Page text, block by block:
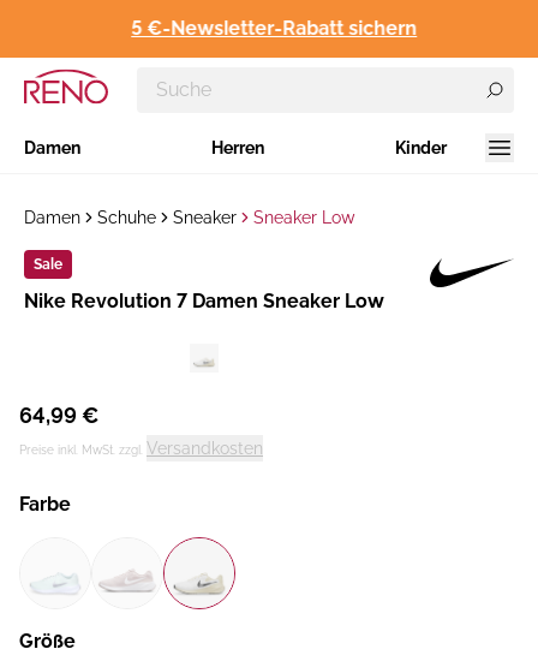
5 €-Newsletter-Rabatt sichern
Damen Herren Kinder
Damen Schuhe Sneaker Sneaker Low
Sale
Hersteller:
Nike Revolution 7 Damen Sneaker Low
64,99 €
Preise inkl. MwSt. zzgl. Versandkosten
Farbe
Größe